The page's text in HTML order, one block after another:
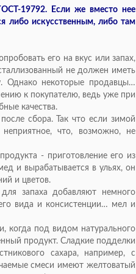
19792. Если же вместо нее
либо искусственным, либо там
его на вкус или запах,
не должен иметь
Однако некоторые продавцы…
к покупателю, ведь уже при
качества.
сбора. Так что если зимой
что, возможно, не
- приготовление его из
и вырабатывается в ульях, он
и цветов.
запаха добавляют немного
вида и консистенции… мел и
когда под видом натурального
продукт. Сладкие подделки
сахара, например, с
смеси имеют желтоватый